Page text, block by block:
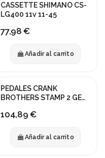
CASSETTE SHIMANO CS-
LG400 11v 11-45
77,98 €
Añadir al carrito
PEDALES CRANK
BROTHERS STAMP 2 GEN
104,89 €
Añadir al carrito